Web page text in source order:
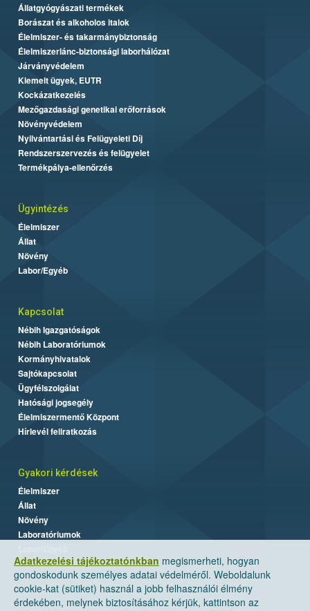
Adatkezelési tájékoztatónkban megismerheti, hogyan
gondoskodunk személyes adatai védelméről. Weboldalunk
cookie-kat (sütiket) használ a jobb felhasználói élmény
érdekében, melynek biztosításához kérjük, kattintson az
Állatgyógyászati termékek
Borászat és alkoholos italok
Élelmiszer- és takarmánybiztonság
Élelmiszerlánc-biztonsági laborhálózat
Járványvédelem
Kiemelt ügyek, EUTR
Kockázatkezelés
Mezőgazdasági genetikai erőforrások
Növényvédelem
Nyilvántartási és Felügyeleti Díj
Rendszerszervezés és felügyelet
Termékpálya-ellenőrzés
Ügyintézés
Élelmiszer
Állat
Növény
Labor/Egyéb
Kapcsolat
Nébih Igazgatóságok
Nébih Laboratóriumok
Kormányhivatalok
Sajtókapcsolat
Ügyfélszolgálat
Hatósági jogsegély
Élelmiszermentő Központ
Hírlevél feliratkozás
Gyakori kérdések
Élelmiszer
Állat
Növény
Laboratóriumok